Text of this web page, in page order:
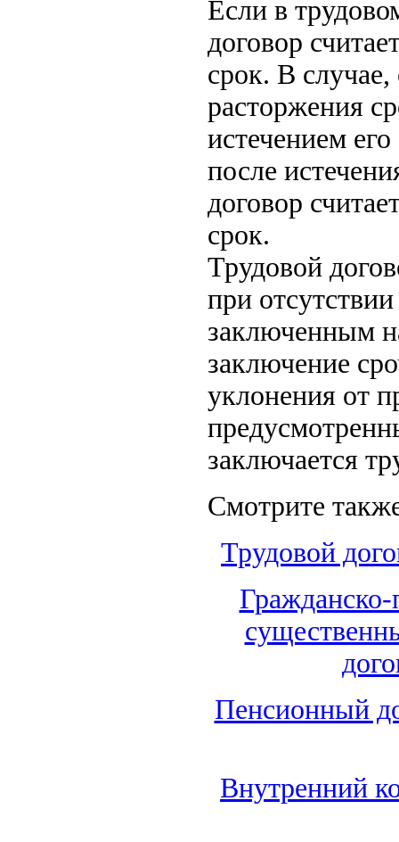
Если в
договор
срок. В случае,
расторжения
истечением
после
договор
срок.
Трудовой
при
заключенным
заключение
уклонения от
заключается
Смотрите
Трудовой
Гражданско-
Пенсионный
Внутренний